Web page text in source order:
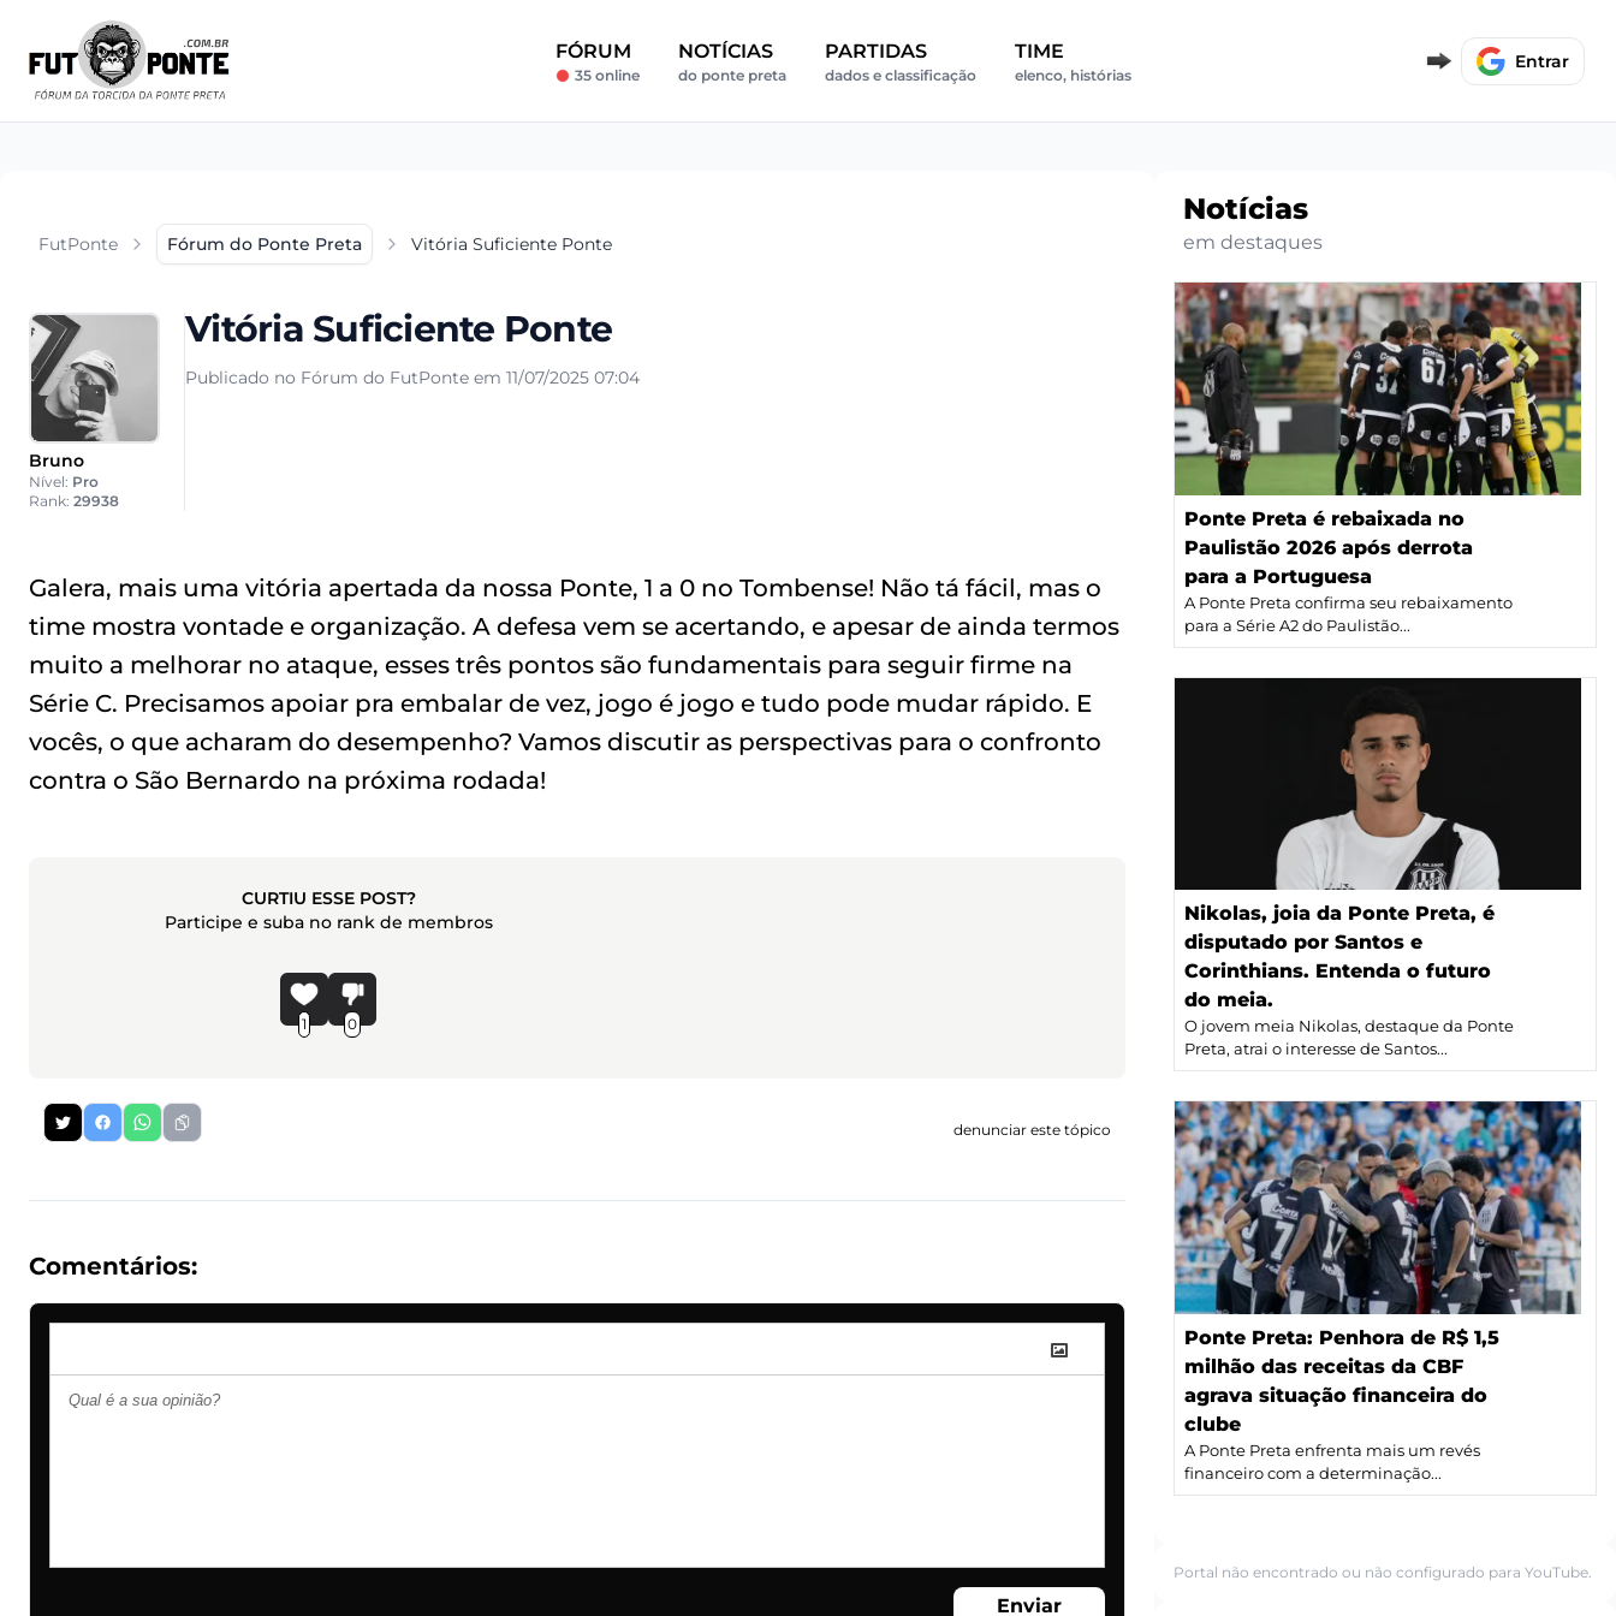
FÓRUM
35 online
NOTÍCIAS
do ponte preta
PARTIDAS
dados e classificação
TIME
elenco, histórias
Entrar
FutPonte Fórum do Ponte Preta Vitória Suficiente Ponte
Bruno
Nível: Pro
Rank: 29938
Vitória Suficiente Ponte
Publicado no Fórum do FutPonte em 11/07/2025 07:04
Galera, mais uma vitória apertada da nossa Ponte, 1 a 0 no Tombense! Não tá fácil, mas o
time mostra vontade e organização. A defesa vem se acertando, e apesar de ainda termos
muito a melhorar no ataque, esses três pontos são fundamentais para seguir firme na
Série C. Precisamos apoiar pra embalar de vez, jogo é jogo e tudo pode mudar rápido. E
vocês, o que acharam do desempenho? Vamos discutir as perspectivas para o confronto
contra o São Bernardo na próxima rodada!
CURTIU ESSE POST?
Participe e suba no rank de membros
1 0
denunciar este tópico
Comentários:
Enviar
Notícias
em destaques
Ponte Preta é rebaixada no
Paulistão 2026 após derrota
para a Portuguesa
A Ponte Preta confirma seu rebaixamento
para a Série A2 do Paulistão...
Nikolas, joia da Ponte Preta, é
disputado por Santos e
Corinthians. Entenda o futuro
do meia.
O jovem meia Nikolas, destaque da Ponte
Preta, atrai o interesse de Santos...
Ponte Preta: Penhora de R$ 1,5
milhão das receitas da CBF
agrava situação financeira do
clube
A Ponte Preta enfrenta mais um revés
financeiro com a determinação...
Portal não encontrado ou não configurado para YouTube.